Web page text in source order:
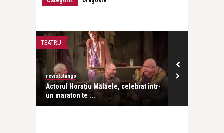
TEATRU
revistatango
Actorul Horațiu Mălăele, celebrat într-
un maraton te ...